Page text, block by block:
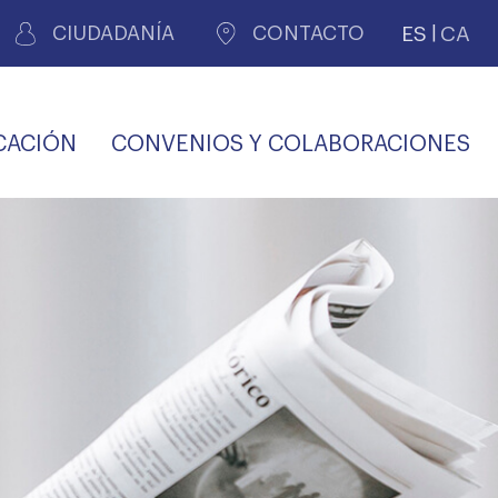
CIUDADANÍA CONTACTO ES CA
CONVENIOS Y COLABORACIONES
PERSONAL LABORAL
COMLL
SALUD Y APOYO AL
AGENCIA DE
VIDA
PROFESIONAL
OFERTAS Y
TRANSPARENCIA
TRÁMITES CONSULTA
MÉDICA